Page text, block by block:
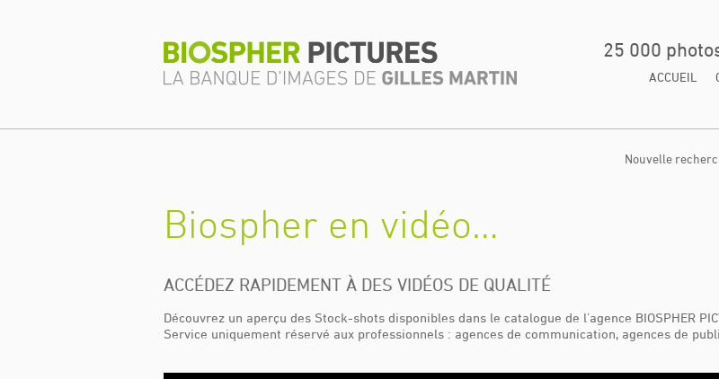
25 000
ACCUEIL
Nouvelle
Biospher en vidéo…
ACCÉDEZ RAPIDEMENT À DES VIDÉOS DE QUALITÉ
Découvrez un aperçu des Stock-shots disponibles dans le catalogue de l’agence BIOSPHER
Service uniquement réservé aux professionnels : agences de communication, agences de